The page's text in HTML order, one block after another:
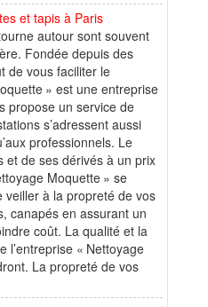
et tapis à Paris
autour sont souvent
Fondée depuis des
de vous faciliter le
» est une entreprise
propose un service de
s’adressent aussi
professionnels. Le
et de ses dérivés à un prix
Moquette » se
veiller à la propreté de vos
canapés en assurant un
coût. La qualité et la
l’entreprise « Nettoyage
La propreté de vos